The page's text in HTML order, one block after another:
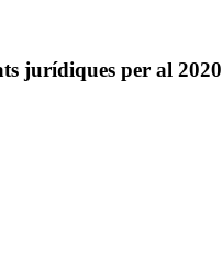
jurídiques per al 2020